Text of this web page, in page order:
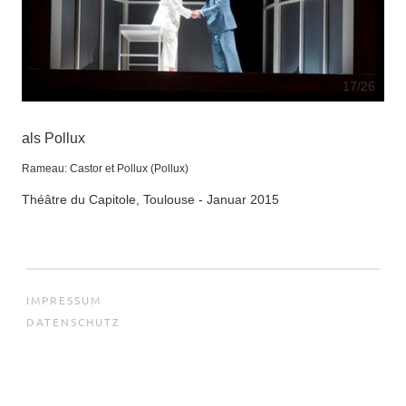
17/26
als Pollux
Rameau: Castor et Pollux (Pollux)
Théâtre du Capitole, Toulouse - Januar 2015
IMPRESSUM
DATENSCHUTZ